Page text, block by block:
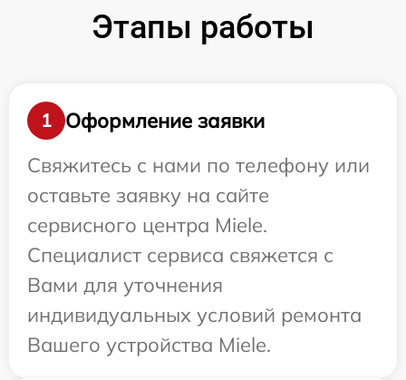
Этапы работы
1
Оформление заявки
Свяжитесь с нами по телефону или
оставьте заявку на сайте
сервисного центра Miele.
Специалист сервиса свяжется с
Вами для уточнения
индивидуальных условий ремонта
Вашего устройства Miele.